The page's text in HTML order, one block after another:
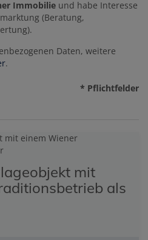
Immobilie und habe Interesse
(Beratung,
Daten, weitere
.
* Pflichtfelder
mit
als